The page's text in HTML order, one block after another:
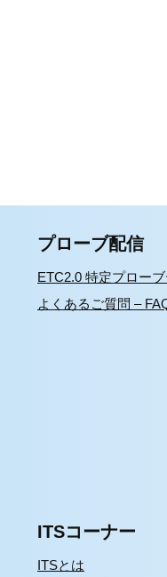
プローブ配信
ETC2.0 特定プロー
よくあるご質問 –
ITSコーナー
ITSとは